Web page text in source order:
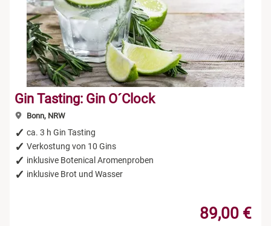
Gin Tasting: Gin O´Clock
Bonn, NRW
ca. 3 h Gin Tasting
Verkostung von 10 Gins
inklusive Botenical Aromenproben
inklusive Brot und Wasser
89,00 €